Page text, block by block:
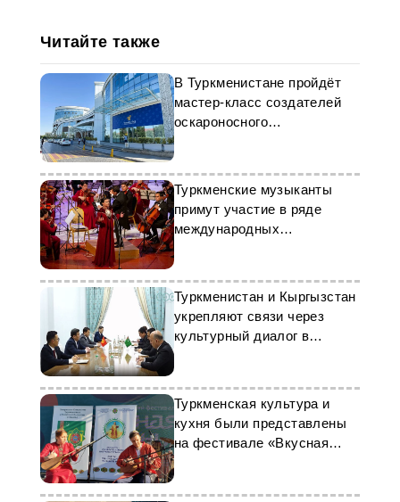
Читайте также
В Туркменистане пройдёт
мастер-класс создателей
оскароносного
мультфильма «Поток»
Туркменские музыканты
примут участие в ряде
международных
фестивалей
Туркменистан и Кыргызстан
укрепляют связи через
культурный диалог в
Аркадаге
Туркменская культура и
кухня были представлены
на фестивале «Вкусная
Казань»